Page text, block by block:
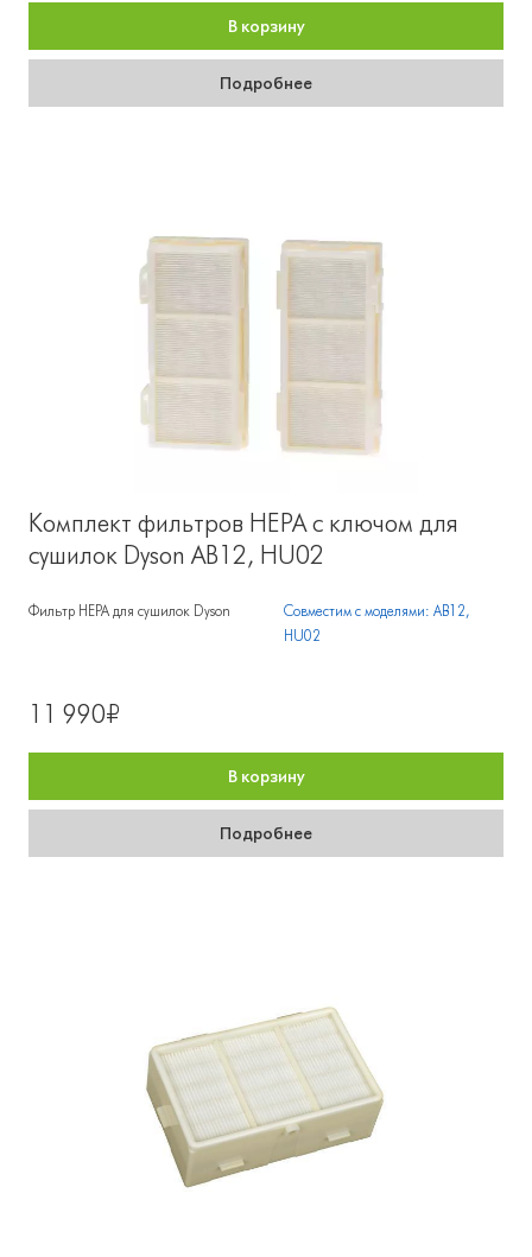
В корзину
Подробнее
Комплект фильтров HEPA с ключом для
сушилок Dyson АВ12, HU02
Фильтр HEPA для сушилок Dyson
Совместим с моделями: АВ12,
HU02
11 990₽
В корзину
Подробнее